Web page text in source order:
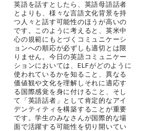
英語を話すとしたら、英語母語話者
とよりも、様々な言語文化背景を持
つ人々と話す可能性のほうが高いの
です。このように考えると、英米中
心の規範にもとづくコミュニケーシ
ョンへの順応が必ずしも適切とは限
りません。今日の英語コミュニケー
ションにおいては、ELFがどのように
使われているかを知ること、異なる
価値観や文化を理解しそれに適応す
る国際感覚を身に付けること、そし
て「英語話者」として肯定的なアイ
デンティティを構築することが重要
です。学生のみなさんが国際的な場
面で活躍する可能性を切り開いてい